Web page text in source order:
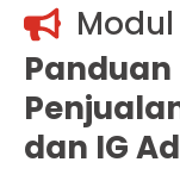
dan IG